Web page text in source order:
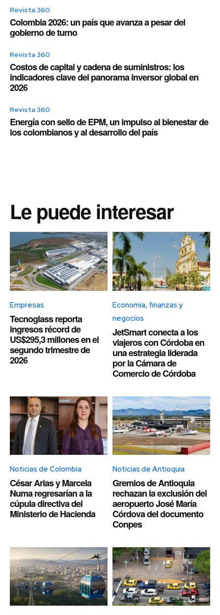
Revista 360
Colombia 2026: un país que avanza a pesar del
gobierno de turno
Revista 360
Costos de capital y cadena de suministros: los
indicadores clave del panorama inversor global en
2026
Revista 360
Energía con sello de EPM, un impulso al bienestar de
los colombianos y al desarrollo del país
Le puede interesar
Empresas
Tecnoglass reporta
ingresos récord de
US$295,3 millones en el
segundo trimestre de
2026
Economía, finanzas y
negocios
JetSmart conecta a los
viajeros con Córdoba en
una estrategia liderada
por la Cámara de
Comercio de Córdoba
Noticias de Colombia
César Arias y Marcela
Numa regresarían a la
cúpula directiva del
Ministerio de Hacienda
Noticias de Antioquia
Gremios de Antioquia
rechazan la exclusión del
aeropuerto José María
Córdova del documento
Conpes